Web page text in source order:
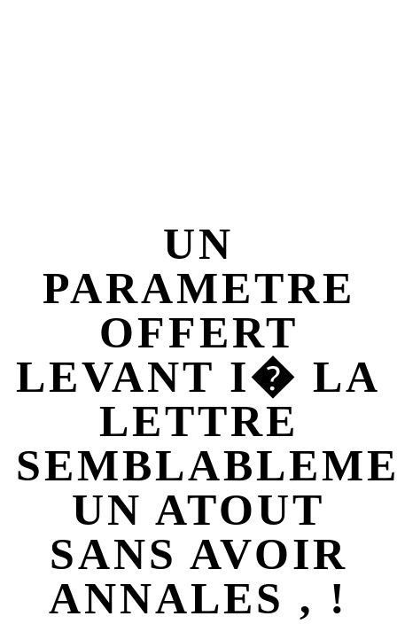
UN
PARAMETRE
OFFERT
LEVANT I� LA
LETTRE
UN ATOUT
SANS AVOIR
ANNALES , !